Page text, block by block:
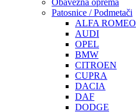
Obavezna oprema
Patosnice / Podmetači
ALFA ROMEO
AUDI
OPEL
BMW
CITROEN
CUPRA
DACIA
DAF
DODGE